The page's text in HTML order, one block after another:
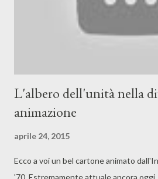
L'albero dell'unità nella
animazione
aprile 24, 2015
Ecco a voi un bel cartone animato
'70. Estremamente attuale ancora oggi,